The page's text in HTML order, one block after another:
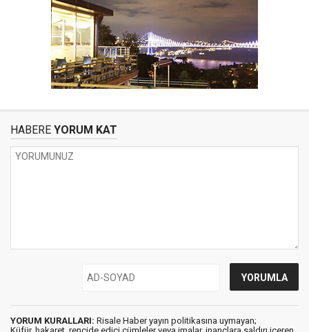
HABERE YORUM KAT
YORUM KURALLARI: Risale Haber yayın politikasına uymayan;